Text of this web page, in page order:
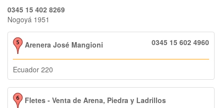
0345 15 402 8269
Nogoyá 1951
Arenera José Mangioni 0345 15 602 4960
Ecuador 220
Fletes - Venta de Arena, Piedra y Ladrillos